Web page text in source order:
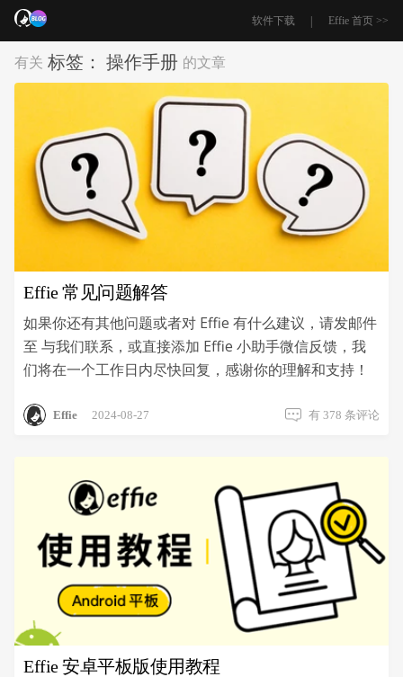
软件下载 | Effie 首页 >>
有关 标签： 操作手册 的文章
Effie 常见问题解答
如果你还有其他问题或者对 Effie 有什么建议，请发邮件
至 与我们联系，或直接添加 Effie 小助手微信反馈，我
们将在一个工作日内尽快回复，感谢你的理解和支持！
Effie 2024-08-27
Effie
题
解
答
有 378 条评论
Effie 安卓平板版使用教程